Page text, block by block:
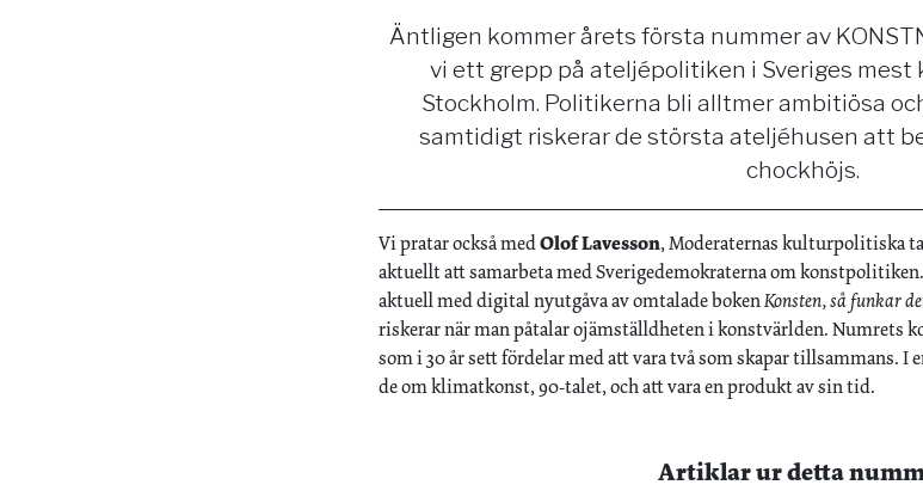
Äntligen kommer årets första nummer av
vi ett grepp på ateljépolitiken i Sveriges
Stockholm. Politikerna bli alltmer ambitiösa
samtidigt riskerar de största ateljéhusen att
chockhöjs.
Vi pratar också medOlof Lavesson, Moderaternas kulturpolitiska
aktuellt att samarbeta med Sverigedemokraterna om konstpolitiken.
aktuell med digital nyutgåva av omtalade bokenKonsten, så funkar
riskerar när man påtalar ojämställdheten i konstvärlden. Numrets
som i 30 år sett fördelar med att vara två som skapar tillsammans. I
de om klimatkonst, 90-talet, och att vara en produkt av sin tid.
Artiklar ur detta